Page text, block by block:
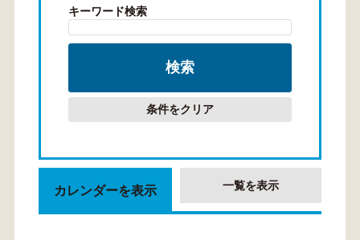
キーワード検索
条件をクリア
カレンダーを表示 一覧を表示